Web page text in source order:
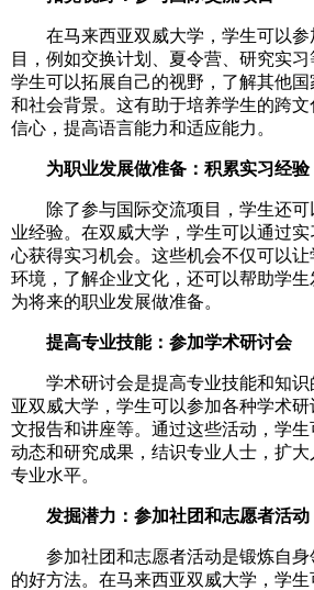
在马来西亚双威大学，学生可以参
目，例如交换计划、夏令营、研究实习
学生可以拓展自己的视野，了解其他
和社会背景。这有助于培养学生的跨
信心，提高语言能力和适应能力。
为职业发展做准备：积累实习经验
除了参与国际交流项目，学生还可
业经验。在双威大学，学生可以通过
心获得实习机会。这些机会不仅可以
环境，了解企业文化，还可以帮助学生
为将来的职业发展做准备。
提高专业技能：参加学术研讨会
学术研讨会是提高专业技能和知识
亚双威大学，学生可以参加各种学术
文报告和讲座等。通过这些活动，学
动态和研究成果，结识专业人士，扩
专业水平。
发掘潜力：参加社团和志愿者活动
参加社团和志愿者活动是锻炼自身
的好方法。在马来西亚双威大学，学